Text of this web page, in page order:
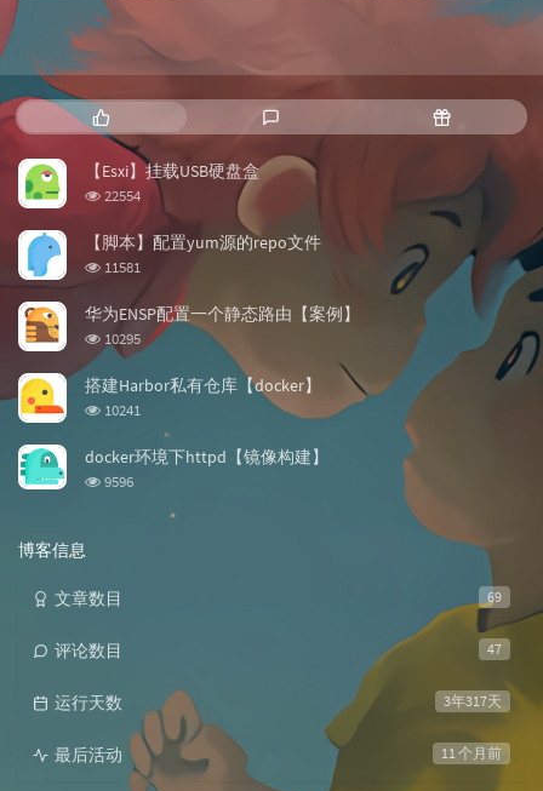
热
门
文
章
新
评
随
机
章
【Esxi】挂载USB硬盘盒
浏
次
数:
22554
【脚本】配置yum源的repo文件
浏
次
数:
11581
华为ENSP配置一个静态路由【案例】
浏
览
次
数:
10295
搭建Harbor私有仓库【docker】
浏
次
10241
docker环境下httpd【镜像构建】
浏
9596
博客信息
69
文章数目
47
评论数目
3年317天
运行天数
11 个月前
最后活动